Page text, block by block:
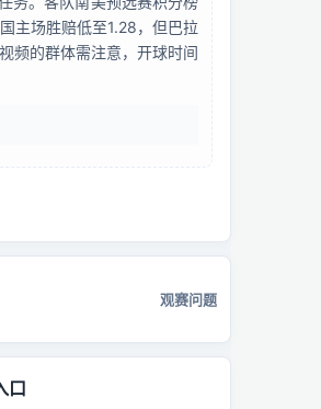
主场胜赔低至1.28，但巴拉
频的群体需注意，开球时间
观赛问题
口